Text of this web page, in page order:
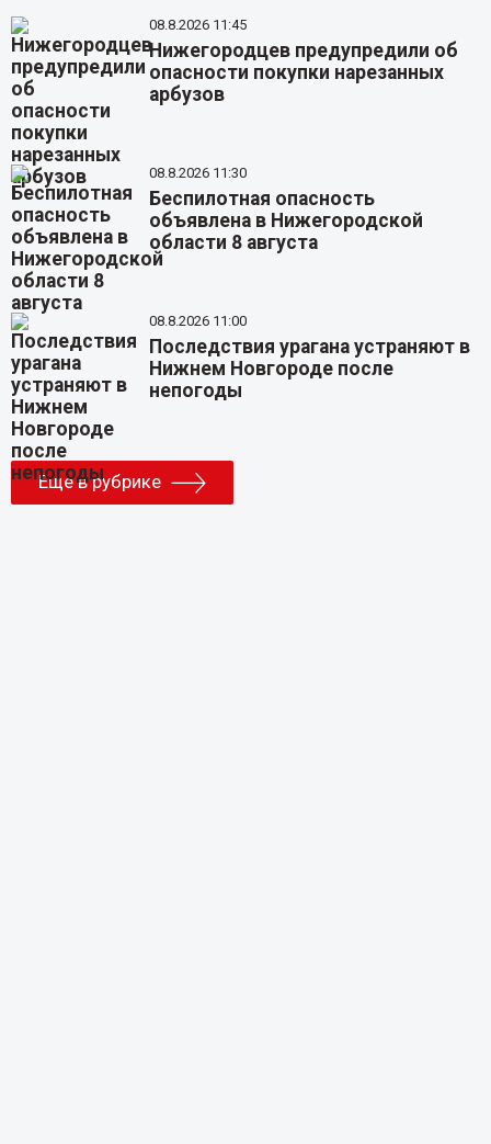
08.8.2026 11:45
Нижегородцев предупредили об
опасности покупки нарезанных
арбузов
08.8.2026 11:30
Беспилотная опасность
объявлена в Нижегородской
области 8 августа
08.8.2026 11:00
Последствия урагана устраняют в
Нижнем Новгороде после
непогоды
Еще в рубрике